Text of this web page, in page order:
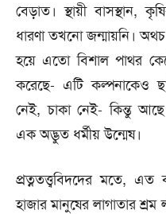
বেড়াত। স্থায়ী বাসস্থান,
ধারণা তখনো জন্মায়নি।
হয়ে এতো বিশাল পাথর
করেছে- এটি কল্পনাকেও
নেই, চাকা নেই- কিন্তু
এক অদ্ভুত ধর্মীয় উন্মেষ।
প্রত্নতত্ত্ববিদদের মতে,
হাজার মানুষের লাগাতার